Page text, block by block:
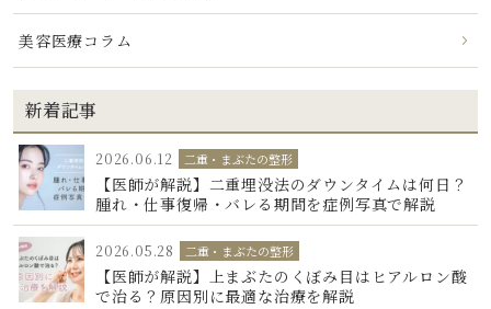
美容医療コラム
新着記事
2026.06.12 二重・まぶたの整形
【医師が解説】二重埋没法のダウンタイムは何日？
腫れ・仕事復帰・バレる期間を症例写真で解説
2026.05.28 二重・まぶたの整形
【医師が解説】上まぶたのくぼみ目はヒアルロン酸
で治る？原因別に最適な治療を解説